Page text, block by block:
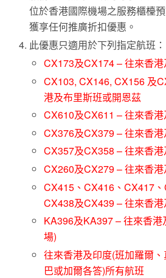
位於香港國際機場之服務櫃檯
獲享任何推廣折扣優惠。
此優惠只適用於下列指定航班：
CX173及CX174 – 往來香
CX103, CX146, CX156 及
港及布里斯班或開恩茲
CX610及CX611 – 往來香
CX376及CX379 – 往來香
CX357及CX358 – 往來香
CX260及CX279 – 往來香
CX415、CX416、CX417、
CX438及CX439 – 往來香
KA396及KA397 – 往來香港
場)
往來香港及印度(班加羅爾
巴或加爾各答)所有航班